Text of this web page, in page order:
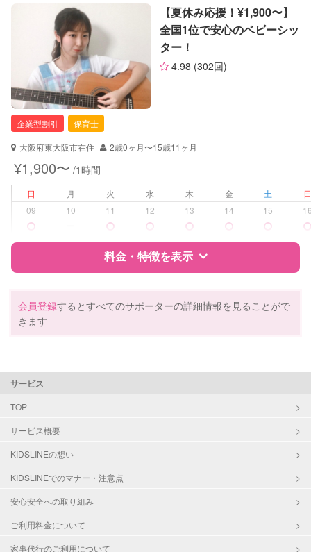
料金 レビュー
サポートの特徴
資格
自治体届出済ベビーシッター
保育士
対応可能/特徴
早朝対応
子育て経験
病児対応 病児、病後児、ともに不可
対応可否は個別に相談
レッスン
英語レッスン
音楽レッスン
絵・工作レッスン
定期予約
（定期特典）
【夏休み応援！¥1,900〜】
全国1位で安心のベビーシッ
ター！
4.98 (302回)
企業型割引
保育士
大阪府東大阪市在住
2歳0ヶ月〜15歳11ヶ月
¥1,900〜 /1時間
日 月 火 水 木 金 土
09
10 11 12 13 14 15
料金・特徴を表示
資格
企業型割引対象(旧内閣府補助対象)
対応可能/特徴
会員登録するとすべてのサポーターの詳細情報を見ることがで
きます
サービス
TOP
サービス概要
KIDSLINEの想い
KIDSLINEでのマナー・注意点
安心安全への取り組み
ご利用料金について
家事代行のご利用について